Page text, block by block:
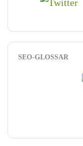
SEO-GLOSSAR